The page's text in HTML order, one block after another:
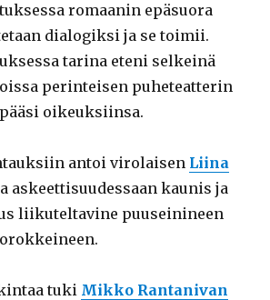
romaanin epäsuora
dialogiksi ja se toimii.
tarina eteni selkeinä
perinteisen puheteatterin
oikeuksiinsa.
antoi virolaisen Liina
askeettisuudessaan kaunis ja
liikuteltavine puuseinineen
tuki Mikko Rantanivan